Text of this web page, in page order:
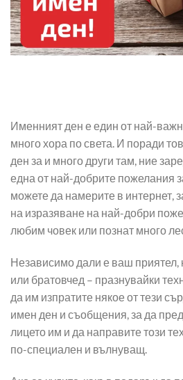
Именният ден е един от най-
много хора по света. И поради
ден за и много други там, ние
една от най-добрите пожелания
можете да намерите в интернет,
на изразяване на най-добри
любим човек или познат много
Независимо дали е ваш приятел,
или братовчед – празнувайки
да им изпратите някое от тези
имен ден и съобщения, за да
лицето им и да направите този
по-специален и вълнуващ.